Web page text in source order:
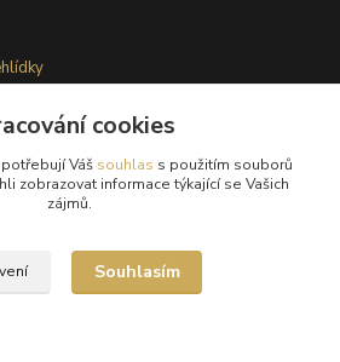
rozhraní
cookies
Váš souhlas s použitím souborů
zobrazovat informace týkající se Vašich
zájmů.
Souhlasím